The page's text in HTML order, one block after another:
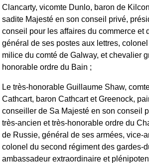
Clancarty, vicomte Dunlo, baron de
sadite Majesté en son conseil privé,
conseil pour les affaires du commerce et
général de ses postes aux lettres,
milice du comté de Galway, et chevalier
honorable ordre du Bain ;
Le très-honorable Guillaume Shaw,
Cathcart, baron Cathcart et Greenock,
conseiller de Sa Majesté en son conseil
très-ancien et très-honorable ordre du
de Russie, général de ses armées, vice-
colonel du second régiment des gardes-
ambassadeur extraordinaire et